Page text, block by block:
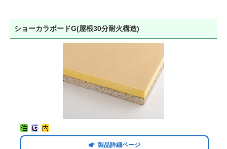
ショーカラボードG(屋根30分耐火構造)
製品詳細ページ